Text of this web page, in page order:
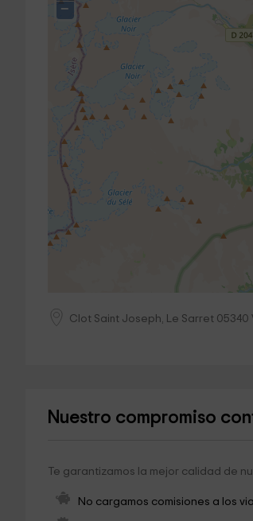
−
Clot Saint Joseph, Le Sarret 05340
Nuestro compromiso
Te garantizamos la mejor calidad de
No cargamos comisiones a los